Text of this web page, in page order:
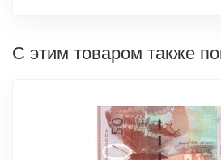
С этим товаром также